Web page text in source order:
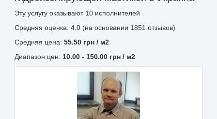
Эту услугу оказывают 10 исполнителей
Средняя оценка: 4.0 (на основании 1851 отзывов)
Средняя цена: 55.50 грн / м2
Диапазон цен: 10.00 - 150.00 грн / м2